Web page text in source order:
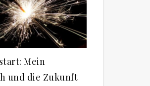
Mein
und die Zukunft